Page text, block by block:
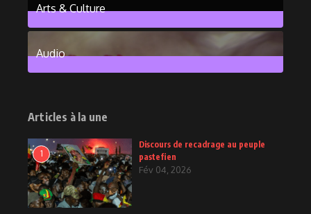
Arts & Culture
6Posts
Audio
Articles à la une
1
Discours de recadrage au peuple
pastefien
Fév 04, 2026